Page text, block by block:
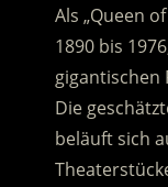
Als „Queen
1890 bis
gigantischen
Die
beläuft sich